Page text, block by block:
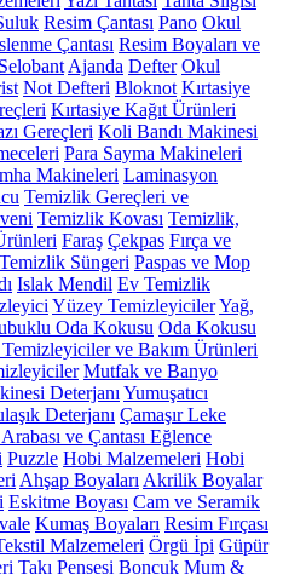
Resim Çantası Pano Okul
Çantası Resim Boyaları ve
Selobant Ajanda Defter Okul
Not Defteri Bloknot Kırtasiye
Kırtasiye Kağıt Ürünleri
Gereçleri Koli Bandı Makinesi
Para Sayma Makineleri
Makineleri Laminasyon
Temizlik Gereçleri ve
Temizlik Kovası Temizlik,
Faraş Çekpas Fırça ve
Temizlik Süngeri Paspas ve Mop
Islak Mendil Ev Temizlik
Yüzey TemizleyicilerYağ,
Oda Kokusu Oda Kokusu
ve Bakım Ürünleri
Mutfak ve Banyo
Deterjanı Yumuşatıcı
Deterjanı Çamaşır Leke
ve Çantası Eğlence
Puzzle Hobi Malzemeleri Hobi
Ahşap Boyaları Akrilik Boyalar
Eskitme Boyası Cam ve Seramik
Kumaş Boyaları Resim Fırçası
Malzemeleri Örgü İpi Güpür
Takı Pensesi Boncuk Mum &